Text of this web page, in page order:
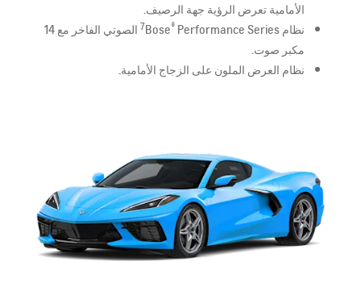
الأمامية تعرض الرؤية جهة الرصيف.
نظام
7Bose®
Performance Series الصوتي الفاخر مع 14
مكبر صوت.
نظام العرض الملون على الزجاج الأمامية.